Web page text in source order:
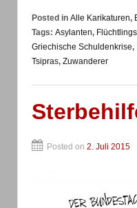
Posted in Alle Karikaturen,
Tags: Asylanten,
Griechische Schuldenkrise,
Tsipras, Zuwanderer
Posted on 2. Juli 2015